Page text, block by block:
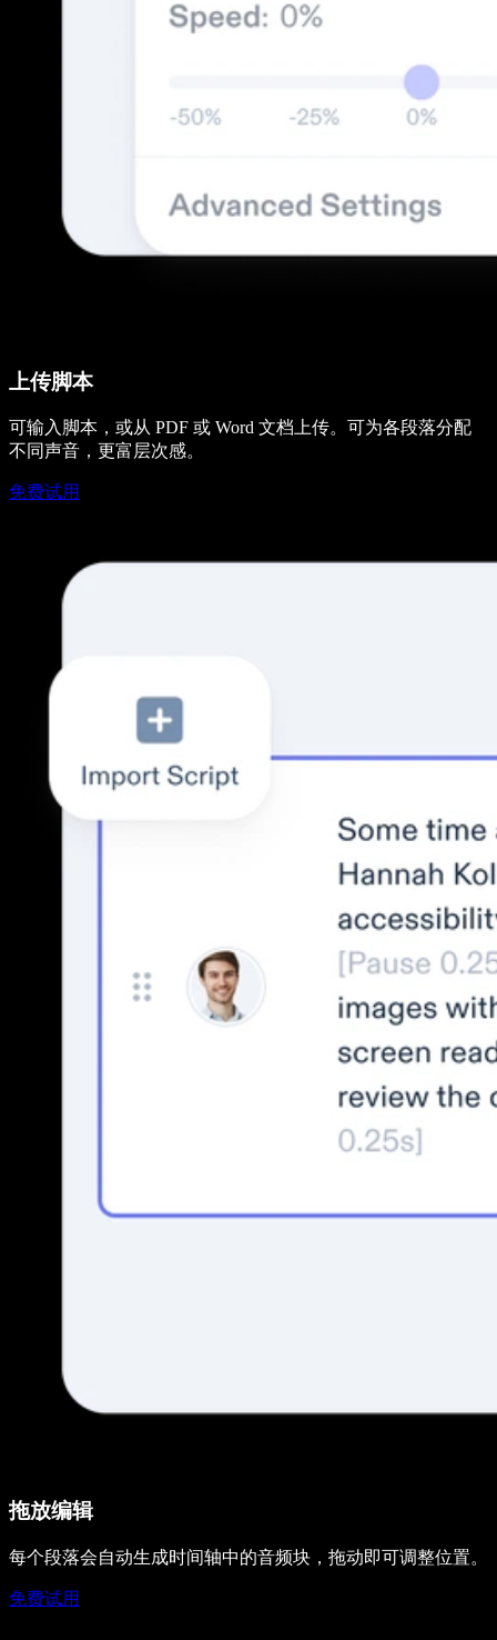
上传脚本
可输入脚本，或从 PDF 或 Word 文档上传。可为各段落分配
不同声音，更富层次感。
免费试用
拖放编辑
每个段落会自动生成时间轴中的音频块，拖动即可调整位置。
免费试用